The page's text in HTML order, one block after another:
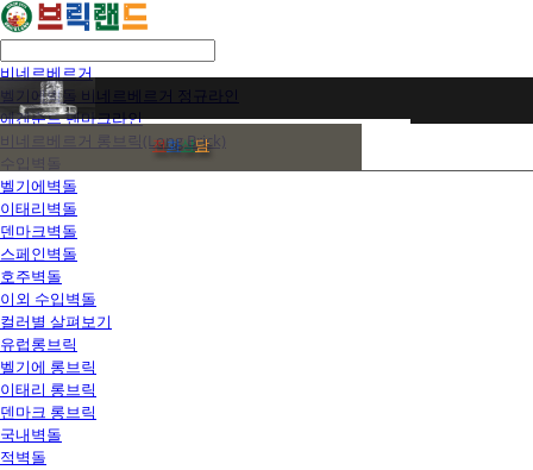
비네르베르거
벨기에벽돌 비네르베르거 정규라인
에겐순드 덴마크라인
비네르베르거 롱브릭(Long Brick)
수입벽돌
벨기에벽돌
이태리벽돌
덴마크벽돌
스페인벽돌
호주벽돌
이외 수입벽돌
컬러별 살펴보기
유럽롱브릭
벨기에 롱브릭
이태리 롱브릭
덴마크 롱브릭
국내벽돌
적벽돌
전화상담